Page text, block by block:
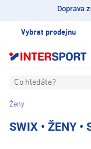
Doprava
Vybrat prodejnu
Co hledáte?
Ženy
SWIX • ŽENY •